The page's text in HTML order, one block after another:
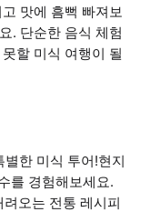
맛에 흠뻑 빠져보
. 단순한 음식 체험
할 미식 여행이 될
한 미식 투어!현지
를 경험해보세요.
오는 전통 레시피